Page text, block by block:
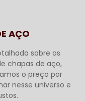
AÇO
sobre os
chapas de aço,
o preço por
nesse universo e